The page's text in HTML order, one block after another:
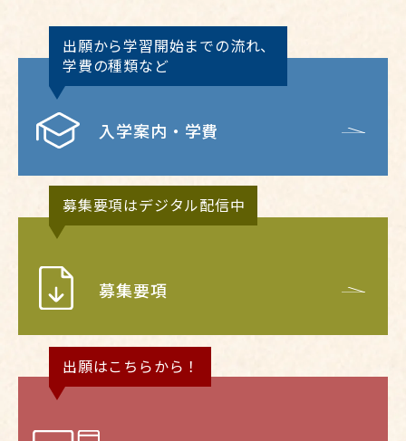
出願から学習開始までの流れ、
学費の種類など
入学案内・学費
募集要項はデジタル配信中
募集要項
出願はこちらから！